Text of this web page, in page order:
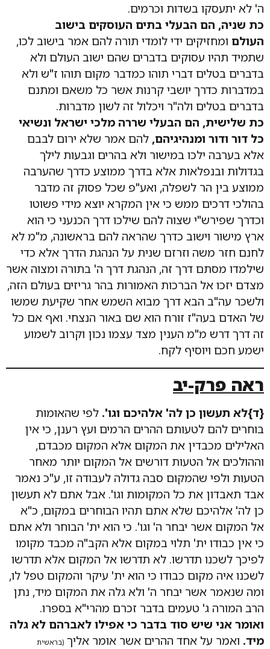
ה' לא יתעסקו בשדות וכרמים.
כת שניה, הם הבעלי בתים העוסקים בישוב
העולם ומחזיקים ידי לומדי תורה להם אמר בישוב לכו,
שתמיד תהיו עסוקים בדברים שהם ישוב העולם ולא
בדברים בטלים דברי תוהו כמדבר מקום תוהו ז"ש ולא
במדברות כדרך יושבי קרנות אשר כל משאם ומתנם
בדברים בטלים ולה"ר ויכלול זה לשון מדברות.
כת שלישית, הם הבעלי שררה מלכי ישראל ונשיאי
כל דור ודור ומנהיגיהם, להם אמר שלא ירום לבבם
אלא בערבה ילכו במישור ולא בהרים וגבעות לילך
בגדולות ובנפלאות אלא בדרך ממוצע כדרך שהערבה
ממוצע בין הר לשפלה, ואע"פ שכל פסוק זה מדבר
בהולכי דרכים ממש כי אין המקרא יוצא מידי פשוטו
וכדרך שפירש"י שצוה להם שילכו דרך הכנעני כי הוא
ארץ מישור וישוב כדרך שהראה להם בראשונה, מ"מ לא
לחנם חזר משה וזרזם שנית על הנהגת הדרך אלא כדי
שילמדו מסתם דרך זה, הנהגת דרך ה' בתורה ומצוה אשר
מצדם יזכו אל הברכות האמורות בהר גריזים בעולם הזה,
ולשכר עה"ב הבא דרך מבוא השמש אחר שקיעת שמשו
של האדם בעה"ז זורח הוא שם באור הנצחי. ואף אם כל
זה דרך דרש מ"מ הענין מצד עצמו נכון וקרוב לשמוע
ישמע חכם ויוסיף לקח.
ראה פרק-יב
{ד}לא תעשון כן לה' אלהיכם וגו'. לפי שהאומות
בוחרים להם לטעותם ההרים הרמים ועץ רענן, כי אין
האלילים מכבדין את המקום אלא המקום מכבדם,
וההולכים אל הטעות דורשים אל המקום יותר מאחר
הטעות ולפי שהמקום סבה גדולה לעבודה זו, ע"כ נאמר
אבד תאבדון את כל המקומות וגו'. אבל אתם לא תעשון
כן לה' אלהיכם שלא אתם תהיו הבוחרים במקום, כ"א
אל המקום אשר יבחר ה' וגו'. כי הוא ית' הבוחר ולא אתם
כי אין כבודו ית' תלוי במקום אלא הקב"ה מכבד מקומו
לפיכך לשכנו תדרשו. לא תדרשו אל המקום אלא תדרשו
לשכנו איה מקום כבודו כי הוא ית' עיקר והמקום טפל לו,
ומה שנאמר אשר יבחר ה' ולא גלה את המקום מיד, נתן
הרב המורה ג' טעמים בדבר זכרם מהרי"א בספרו.
ואומר אני שיש סוד בדבר כי אפילו לאברהם לא גלה
מיד. ואמר על אחד ההרים אשר אומר אליך (בראשית